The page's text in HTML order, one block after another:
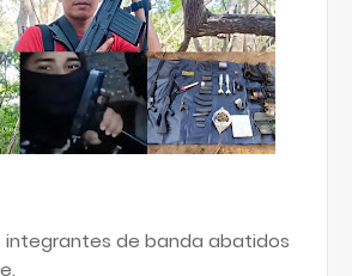
integrantes de banda abatidos